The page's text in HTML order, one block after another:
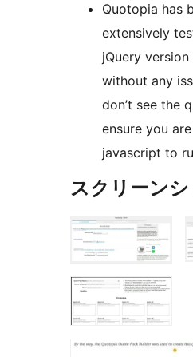
Quotopia has
extensively
jQuery version
without any
don’t see the
ensure you
javascript to
スクリーンシ